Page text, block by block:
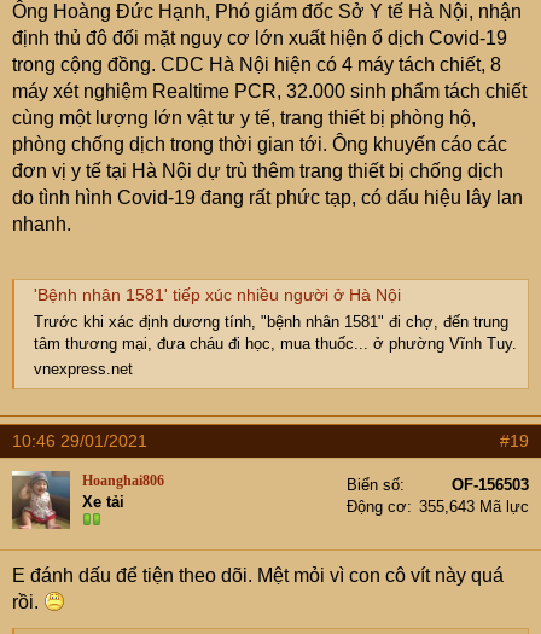
Ông Hoàng Đức Hạnh, Phó giám đốc Sở Y tế Hà Nội, nhận
định thủ đô đối mặt nguy cơ lớn xuất hiện ổ dịch Covid-19
trong cộng đồng. CDC Hà Nội hiện có 4 máy tách chiết, 8
máy xét nghiệm Realtime PCR, 32.000 sinh phẩm tách chiết
cùng một lượng lớn vật tư y tế, trang thiết bị phòng hộ,
phòng chống dịch trong thời gian tới. Ông khuyến cáo các
đơn vị y tế tại Hà Nội dự trù thêm trang thiết bị chống dịch
do tình hình Covid-19 đang rất phức tạp, có dấu hiệu lây lan
nhanh.
'Bệnh nhân 1581' tiếp xúc nhiều người ở Hà Nội
Trước khi xác định dương tính, "bệnh nhân 1581" đi chợ, đến trung
tâm thương mại, đưa cháu đi học, mua thuốc... ở phường Vĩnh Tuy.
vnexpress.net
10:46 29/01/2021 #19
Hoanghai806
Xe tải
Biển số
OF-156503
Động cơ
355,643 Mã lực
E đánh dấu để tiện theo dõi. Mệt mỏi vì con cô vít này quá
rồi.